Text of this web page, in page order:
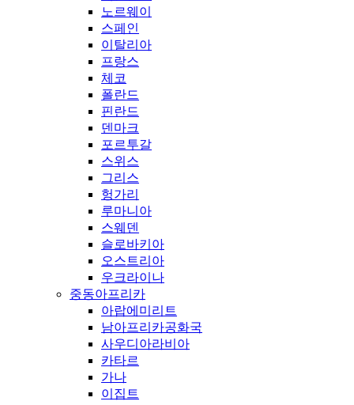
노르웨이
스페인
이탈리아
프랑스
체코
폴란드
핀란드
덴마크
포르투갈
스위스
그리스
헝가리
루마니아
스웨덴
슬로바키아
오스트리아
우크라이나
중동아프리카
아랍에미리트
남아프리카공화국
사우디아라비아
카타르
가나
이집트